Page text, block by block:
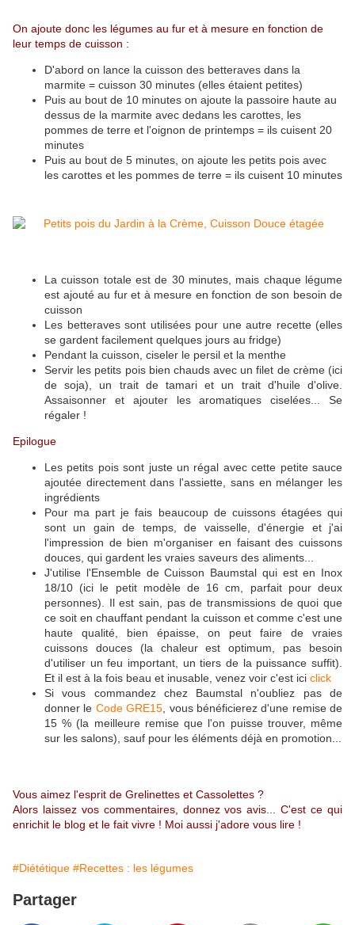
On ajoute donc les légumes au fur et à mesure en fonction de
leur temps de cuisson :
D'abord on lance la cuisson des betteraves dans la
marmite = cuisson 30 minutes (elles étaient petites)
Puis au bout de 10 minutes on ajoute la passoire haute au
dessus de la marmite avec dedans les carottes, les
pommes de terre et l'oignon de printemps = ils cuisent 20
minutes
Puis au bout de 5 minutes, on ajoute les petits pois avec
les carottes et les pommes de terre = ils cuisent 10 minutes
La cuisson totale est de 30 minutes, mais chaque légume
est ajouté au fur et à mesure en fonction de son besoin de
cuisson
Les betteraves sont utilisées pour une autre recette (elles
se gardent facilement quelques jours au fridge)
Pendant la cuisson, ciseler le persil et la menthe
Servir les petits pois bien chauds avec un filet de crème (ici
de soja), un trait de tamari et un trait d'huile d'olive.
Assaisonner et ajouter les aromatiques ciselées... Se
régaler !
Epilogue
Les petits pois sont juste un régal avec cette petite sauce
ajoutée directement dans l'assiette, sans en mélanger les
ingrédients
Pour ma part je fais beaucoup de cuissons étagées qui
sont un gain de temps, de vaisselle, d'énergie et j'ai
l'impression de bien m'organiser en faisant des cuissons
douces, qui gardent les vraies saveurs des aliments...
J'utilise l'Ensemble de Cuisson Baumstal qui est en Inox
18/10 (ici le petit modèle de 16 cm, parfait pour deux
personnes). Il est sain, pas de transmissions de quoi que
ce soit en chauffant pendant la cuisson et comme c'est une
haute qualité, bien épaisse, on peut faire de vraies
cuissons douces (la chaleur est optimum, pas besoin
d'utiliser un feu important, un tiers de la puissance suffit).
Et il est à la fois beau et inusable, venez voir c'est ici click
Si vous commandez chez Baumstal n'oubliez pas de
donner le Code GRE15 , vous bénéficierez d'une remise de
15 % (la meilleure remise que l'on puisse trouver, même
sur les salons), sauf pour les éléments déjà en promotion...
Vous aimez l'esprit de Grelinettes et Cassolettes ?
Alors laissez vos commentaires, donnez vos avis... C'est ce qui
enrichit le blog et le fait vivre ! Moi aussi j'adore vous lire !
#Diététique #Recettes : les légumes
Partager